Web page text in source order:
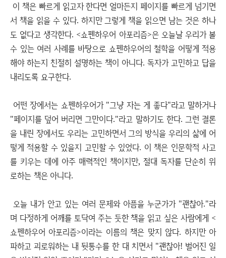
이 책은 빠르게 읽고자 한다면 얼마든지 페이지를 빠르게 넘기면
서 책을 읽을 수 있다. 하지만 그렇게 책을 읽으면 남는 것은 하나
도 없다고 생각한다. <쇼펜하우어 아포리즘>은 오늘날 우리가 볼
수 있는 여러 사례를 바탕으로 쇼펜하우어의 철학을 어떻게 적용
해야 하는지 친절히 설명하는 책이 아니다. 독자가 고민하고 답을
내리도록 요구한다.
어떤 장에서는 쇼펜하우어가 "그냥 자는 게 좋다"라고 말하거나
"페이지를 덮어 버리면 그만이다."라고 말하기도 한다. 그런 결론
을 내린 장에서도 우리는 고민하면서 그의 방식을 우리의 삶에 어
떻게 적용할 수 있을지 고민할 수 있었다. 이 책은 인문학적 사고
를 키우는 데에 아주 매력적인 책이지만, 절대 독자를 단순히 위
로하는 책은 아니다.
오늘 내가 안고 있는 여러 문제와 아픔을 누군가가 "괜찮아."라
며 다정하게 어깨를 토닥여 주는 듯한 책을 읽고 싶은 사람에게 <
쇼펜하우어 아포리즘>이라는 이름의 책은 맞지 않다. 하지만 아
파하고 괴로워하는 내 뒷통수를 한 대 치면서 "괜찮아! 벌어진 일